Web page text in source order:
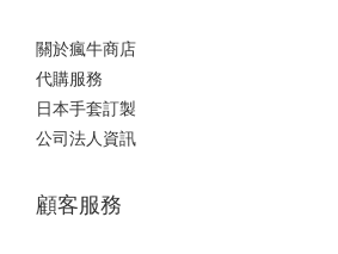
關於瘋牛商店
代購服務
日本手套訂製
公司法人資訊
顧客服務